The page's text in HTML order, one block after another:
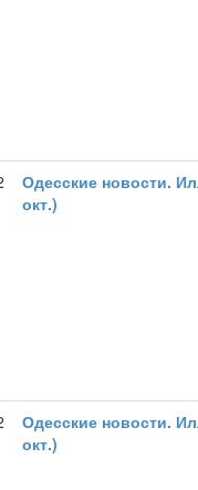
Одесские новости.
окт.)
Одесские новости.
окт.)